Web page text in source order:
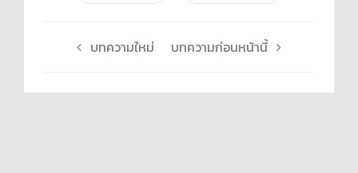
บทความใหม่ บทความก่อนหน้านี้